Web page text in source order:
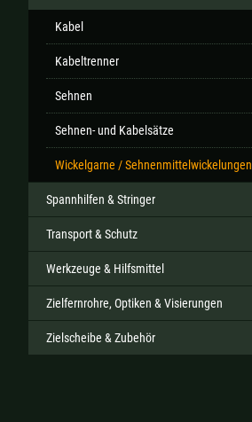
Kabel
Kabeltrenner
Sehnen
Sehnen- und Kabelsätze
Wickelgarne / Sehnenmittelwickelungen
Spannhilfen & Stringer
Transport & Schutz
Werkzeuge & Hilfsmittel
Zielfernrohre, Optiken & Visierungen
Zielscheibe & Zubehör